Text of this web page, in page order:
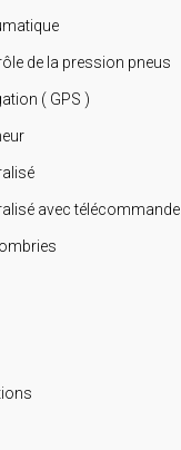
de la pression pneus
( GPS )
avec télécommande